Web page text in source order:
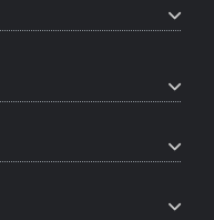
en üst seviyede
profesyonel işçilikle